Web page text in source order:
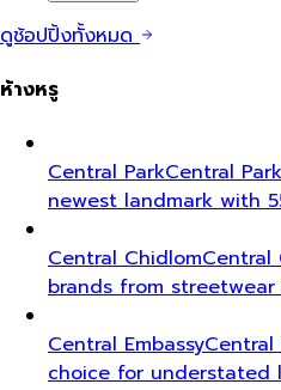
ดูช้อปปิ้งทั้งหมด
ห้างหรู
Central ParkCentral
newest landmark with
Central ChidlomCentral
brands from
Central EmbassyCentral
choice for understated